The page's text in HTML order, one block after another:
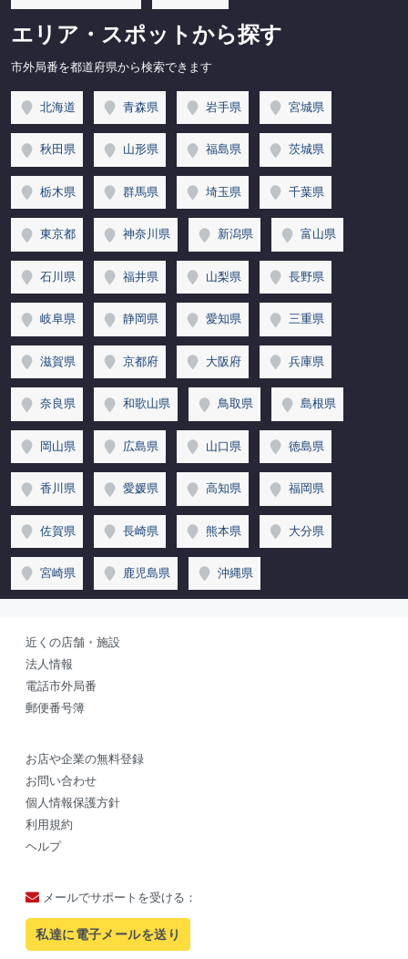
エリア・スポットから探す
市外局番を都道府県から検索できます
北海道 青森県 岩手県 宮城県
秋田県 山形県 福島県 茨城県
栃木県 群馬県 埼玉県 千葉県
東京都 神奈川県 新潟県 富山県
石川県 福井県 山梨県 長野県
岐阜県 静岡県 愛知県 三重県
滋賀県 京都府 大阪府 兵庫県
奈良県 和歌山県 鳥取県 島根県
岡山県 広島県 山口県 徳島県
香川県 愛媛県 高知県 福岡県
佐賀県 長崎県 熊本県 大分県
宮崎県 鹿児島県 沖縄県
近くの店舗・施設
法人情報
電話市外局番
郵便番号簿
お店や企業の無料登録
お問い合わせ
個人情報保護方針
利用規約
ヘルプ
メールでサポートを受ける：
私達に電子メールを送り